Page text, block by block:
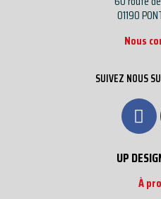
01190
Nous
SUIVEZ NOUS
UP
À